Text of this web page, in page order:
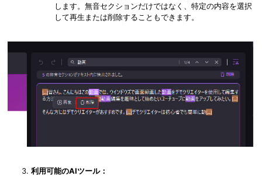
します。無音セクションだけではなく、特定の内容を選択
して再生または削除することもできます。
利用可能のAIツール：